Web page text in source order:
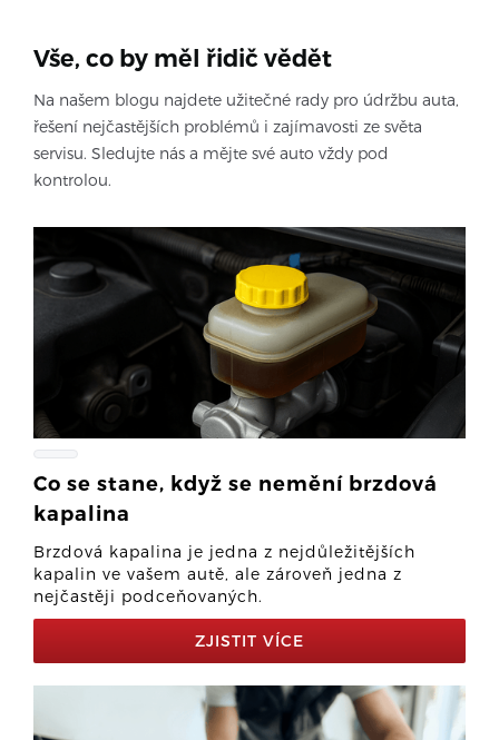
Vše, co by měl řidič vědět
Na našem blogu najdete užitečné rady pro údržbu auta,
řešení nejčastějších problémů i zajímavosti ze světa
servisu. Sledujte nás a mějte své auto vždy pod
kontrolou.
Co se stane, když se nemění brzdová
kapalina
Brzdová kapalina je jedna z nejdůležitějších
kapalin ve vašem autě, ale zároveň jedna z
nejčastěji podceňovaných.
ZJISTIT VÍCE